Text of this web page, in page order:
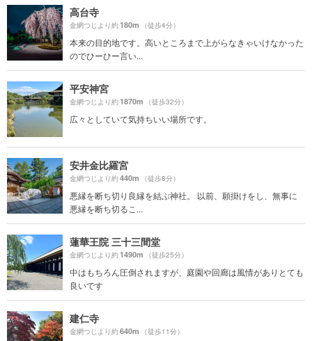
高台寺
金網つじより約180m （徒歩4分）
本来の目的地です。高いところまで上がらなきゃいけなかった
のでひーひー言い...
平安神宮
金網つじより約1870m （徒歩32分）
広々としていて気持ちいい場所です。
安井金比羅宮
金網つじより約440m （徒歩8分）
悪縁を断ち切り良縁を結ぶ神社。 以前、願掛けをし、無事に
悪縁を断ち切るこ...
蓮華王院 三十三間堂
金網つじより約1490m （徒歩25分）
中はもちろん圧倒されますが、庭園や回廊は風情がありとても
良いです
建仁寺
金網つじより約640m （徒歩11分）